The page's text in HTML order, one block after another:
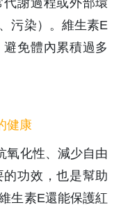
污染）。維生素E
免體內累積過多
健康
氧化性、減少自由
功效，也是幫助
生素E還能保護紅